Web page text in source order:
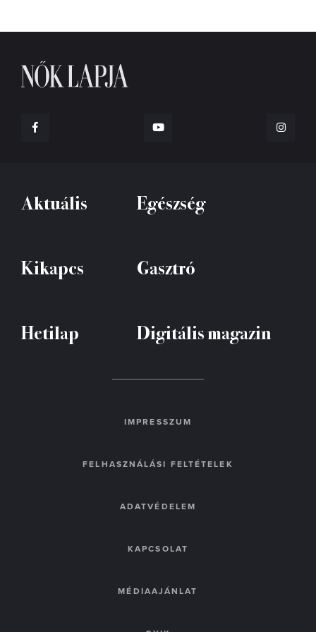
Aktuális Egészség
Kikapcs Gasztró
Hetilap Digitális magazin
IMPRESSZUM
FELHASZNÁLÁSI FELTÉTELEK
ADATVÉDELEM
KAPCSOLAT
MÉDIAAJÁNLAT